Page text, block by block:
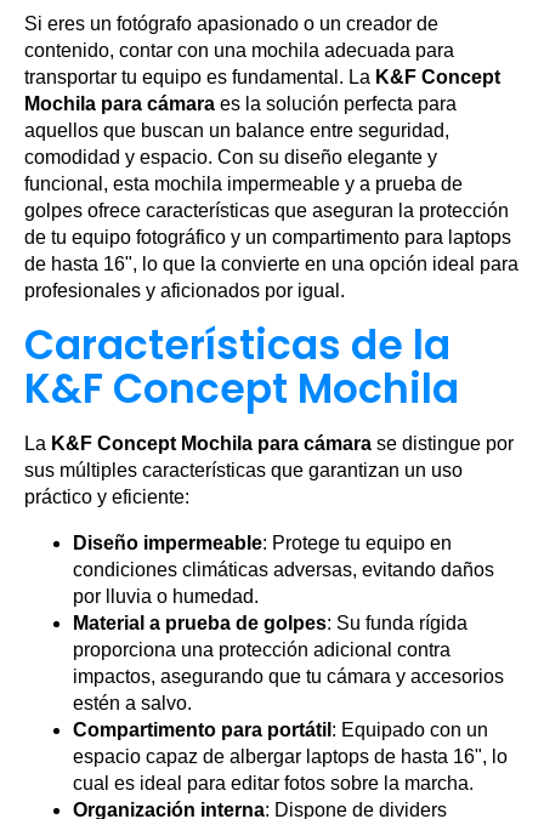
Si eres un fotógrafo apasionado o un creador de
contenido, contar con una mochila adecuada para
transportar tu equipo es fundamental. La K&F Concept
Mochila para cámara es la solución perfecta para
aquellos que buscan un balance entre seguridad,
comodidad y espacio. Con su diseño elegante y
funcional, esta mochila impermeable y a prueba de
golpes ofrece características que aseguran la protección
de tu equipo fotográfico y un compartimento para laptops
de hasta 16", lo que la convierte en una opción ideal para
profesionales y aficionados por igual.
Características de la
K&F Concept Mochila
La K&F Concept Mochila para cámara se distingue por
sus múltiples características que garantizan un uso
práctico y eficiente:
Diseño impermeable: Protege tu equipo en
condiciones climáticas adversas, evitando daños
por lluvia o humedad.
Material a prueba de golpes: Su funda rígida
proporciona una protección adicional contra
impactos, asegurando que tu cámara y accesorios
estén a salvo.
Compartimento para portátil : Equipado con un
espacio capaz de albergar laptops de hasta 16", lo
cual es ideal para editar fotos sobre la marcha.
Organización interna: Dispone de dividers